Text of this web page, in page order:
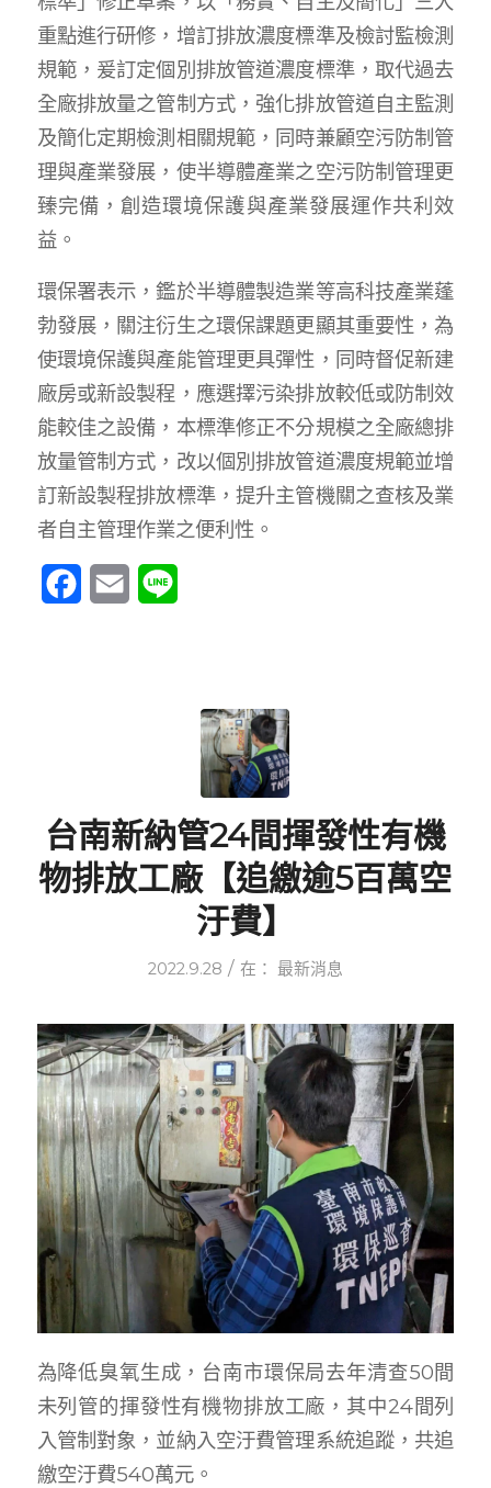
重點進行研修，增訂排放濃度標準及檢討監檢測
規範，爰訂定個別排放管道濃度標準，取代過去
全廠排放量之管制方式，強化排放管道自主監測
及簡化定期檢測相關規範，同時兼顧空污防制管
理與產業發展，使半導體產業之空污防制管理更
臻完備，創造環境保護與產業發展運作共利效
益。
環保署表示，鑑於半導體製造業等高科技產業蓬
勃發展，關注衍生之環保課題更顯其重要性，為
使環境保護與產能管理更具彈性，同時督促新建
廠房或新設製程，應選擇污染排放較低或防制效
能較佳之設備，本標準修正不分規模之全廠總排
放量管制方式，改以個別排放管道濃度規範並增
訂新設製程排放標準，提升主管機關之查核及業
者自主管理作業之便利性。
Facebook
Email
台南新納管24間揮發性有機
物排放工廠【追繳逾5百萬空
汙費】
2022.9.28 / 在： 最新消息
為降低臭氧生成，台南市環保局去年清查50間
未列管的揮發性有機物排放工廠，其中24間列
入管制對象，並納入空汙費管理系統追蹤，共追
繳空汙費540萬元。